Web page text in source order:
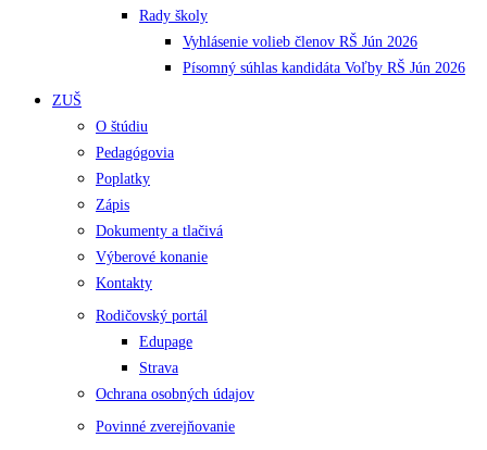
Rady školy
Vyhlásenie volieb členov RŠ Jún 2026
Písomný súhlas kandidáta Voľby RŠ Jún 2026
ZUŠ
O štúdiu
Pedagógovia
Poplatky
Zápis
Dokumenty a tlačivá
Výberové konanie
Kontakty
Rodičovský portál
Edupage
Strava
Ochrana osobných údajov
Povinné zverejňovanie